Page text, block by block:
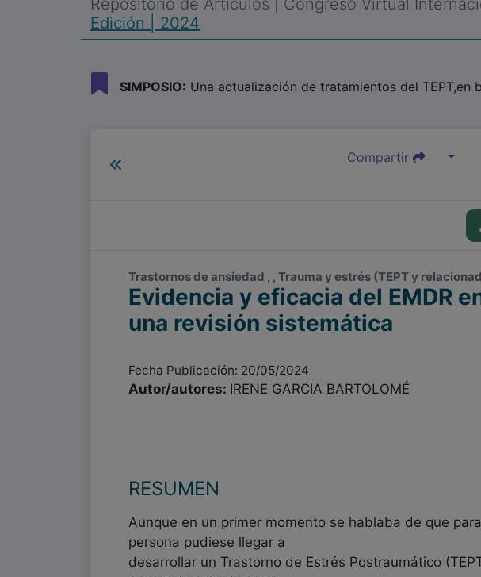
Repositorio de Artículos Congreso Virtual
Edición | 2024
SIMPOSIO: Una actualización de tratamientos del
Compartir
Trastornos de ansiedad , , Trauma y estrés (TEPT y
Evidencia y eficacia del EMDR
una revisión sistemática
Fecha Publicación: 20/05/2024
Autor/autores: IRENE GARCIA BARTOLOMÉ
RESUMEN
Aunque en un primer momento se hablaba de que
persona pudiese llegar a
desarrollar un Trastorno de Estrés Postraumático